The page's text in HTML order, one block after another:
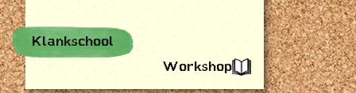
Klankschool
Workshop